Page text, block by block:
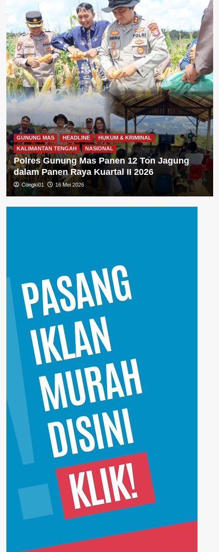
GUNUNG MAS HEADLINE
HUKUM & KRIMINAL
KALIMANTAN TENGAH
NASIONAL
Polres Gunung Mas Panen 12 Ton Jagung
dalam Panen Raya Kuartal II 2026
Congki01 16 Mei 2026